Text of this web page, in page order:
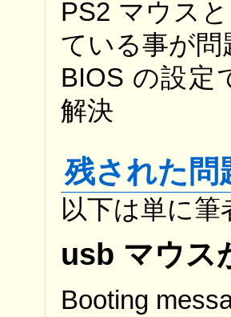
PS2 マウス
ている事が
BIOS の設定
解決
残された問
以下は単に
usb マウス
Booting